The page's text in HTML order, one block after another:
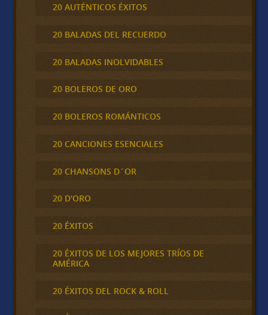
20 AUTÉNTICOS ÉXITOS
20 BALADAS DEL RECUERDO
20 BALADAS INOLVIDABLES
20 BOLEROS DE ORO
20 BOLEROS ROMÁNTICOS
20 CANCIONES ESENCIALES
20 CHANSONS D´OR
20 D'ORO
20 ÉXITOS
20 ÉXITOS DE LOS MEJORES TRÍOS DE
AMÉRICA
20 ÉXITOS DEL ROCK & ROLL